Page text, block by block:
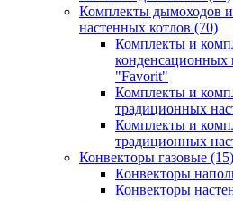
Комплекты дымоходов
настенных котлов (70)
Комплекты и
конденсационных
"Favorit"
Комплекты и
традиционных
Комплекты и
традиционных
Конвекторы газовые (15)
Конвекторы
Конвекторы